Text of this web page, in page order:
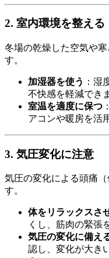
2. 室内環境を整える
冬場の乾燥した空気や
す。
加湿器を使う ：湿
不快感を軽減でき
室温を適度に保つ
アコンや暖房を活
3. 気圧変化に注意
気圧の変化による頭痛
す。
体をリラックスさ
くし、筋肉の緊張
気圧の変化に備え
認し、変化が大き